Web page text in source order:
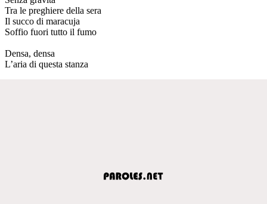
Tra le preghiere della sera
Il succo di maracuja
Soffio fuori tutto il fumo
Densa, densa
L’aria di questa stanza